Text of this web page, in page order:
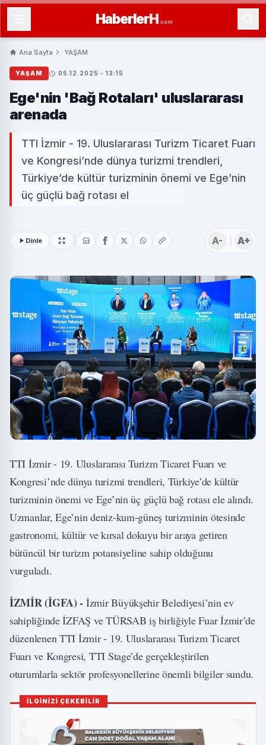
HaberlerH .com
Ana Sayfa YAŞAM
YAŞAM 05.12.2025 - 13:15
Ege'nin 'Bağ Rotaları' uluslararası
arenada
TTI İzmir - 19. Uluslararası Turizm Ticaret Fuarı
ve Kongresi’nde dünya turizmi trendleri,
Türkiye’de kültür turizminin önemi ve Ege’nin
üç güçlü bağ rotası el
Dinle A- A+
TTI İzmir - 19. Uluslararası Turizm Ticaret Fuarı ve
Kongresi’nde dünya turizmi trendleri, Türkiye’de kültür
turizminin önemi ve Ege’nin üç güçlü bağ rotası ele alındı.
Uzmanlar, Ege’nin deniz-kum-güneş turizminin ötesinde
gastronomi, kültür ve kırsal dokuyu bir araya getiren
bütüncül bir turizm potansiyeline sahip olduğunu
vurguladı.
İZMİR (İGFA) - İzmir Büyükşehir Belediyesi’nin ev
sahipliğinde İZFAŞ ve TÜRSAB iş birliğiyle Fuar İzmir’de
düzenlenen TTI İzmir - 19. Uluslararası Turizm Ticaret
Fuarı ve Kongresi, TTI Stage’de gerçekleştirilen
oturumlarla sektör profesyonellerine önemli bilgiler sundu.
İLGİNİZİ ÇEKEBİLİR